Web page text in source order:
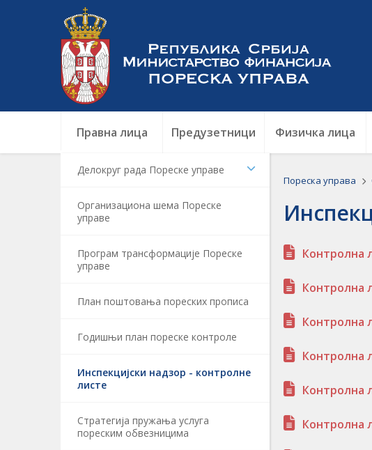
Правна лица Предузетници Физичка лица
Делокруг рада Пореске управе
Организациона шема Пореске
управе
Програм трансформације Пореске
управе
План поштовања пореских прописа
Годишњи план пореске контроле
Инспекцијски надзор - контролне
листе
Стратегија пружања услуга
пореским обвезницима
Пореска управа
Контролна
Контролна
Контролна
Контролна
Контролна
Контролна